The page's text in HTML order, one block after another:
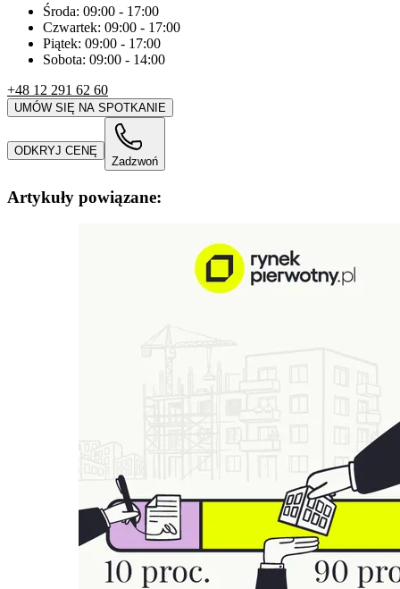
Środa: 09:00 - 17:00
Czwartek: 09:00 - 17:00
Piątek: 09:00 - 17:00
Sobota: 09:00 - 14:00
+48 12 291 62 60
UMÓW SIĘ NA SPOTKANIE
ODKRYJ CENĘ
Zadzwoń
Artykuły powiązane: